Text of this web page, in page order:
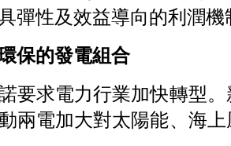
彈性及效益導向的利潤
保的發電組合
要求電力行業加快轉型
兩電加大對太陽能、海